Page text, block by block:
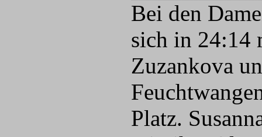
Bei den
sich in 24:14
Zuzankova
Platz.